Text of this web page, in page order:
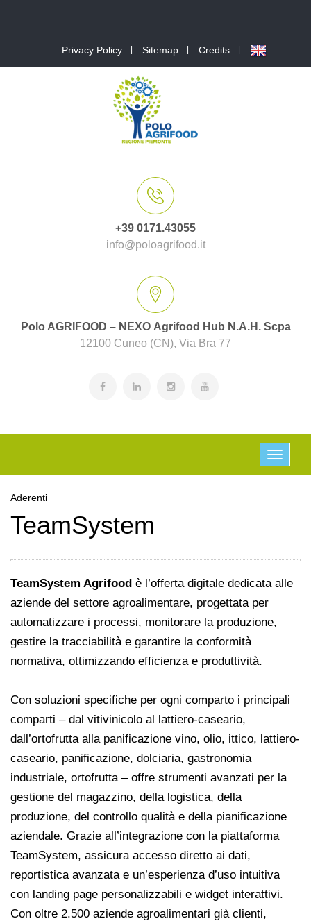
Privacy Policy Sitemap Credits
+39 0171.43055
info@poloagrifood.it
Polo AGRIFOOD – NEXO Agrifood Hub N.A.H. Scpa
12100 Cuneo (CN), Via Bra 77
Aderenti
TeamSystem
TeamSystem Agrifood è l’offerta digitale dedicata alle
aziende del settore agroalimentare, progettata per
automatizzare i processi, monitorare la produzione,
gestire la tracciabilità e garantire la conformità
normativa, ottimizzando efficienza e produttività.
Con soluzioni specifiche per ogni comparto i principali
comparti – dal vitivinicolo al lattiero-caseario,
dall’ortofrutta alla panificazione vino, olio, ittico, lattiero-
caseario, panificazione, dolciaria, gastronomia
industriale, ortofrutta – offre strumenti avanzati per la
gestione del magazzino, della logistica, della
produzione, del controllo qualità e della pianificazione
aziendale. Grazie all’integrazione con la piattaforma
TeamSystem, assicura accesso diretto ai dati,
reportistica avanzata e un’esperienza d’uso intuitiva
con landing page personalizzabili e widget interattivi.
Con oltre 2.500 aziende agroalimentari già clienti,